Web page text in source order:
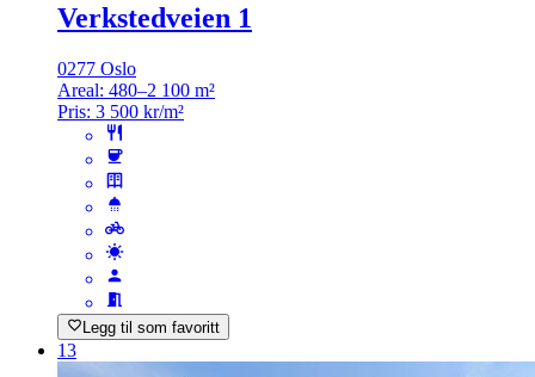
Verkstedveien 1
0277 Oslo
Areal: 480–2 100 m²
Pris: 3 500 kr/m²
Legg til som favoritt
13